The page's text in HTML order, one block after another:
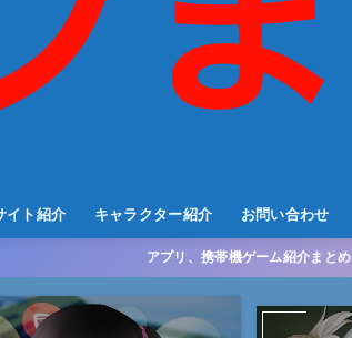
イト紹介 キャラクター紹介 お問い合わせ
アプリ、携帯機ゲーム紹介まとめ